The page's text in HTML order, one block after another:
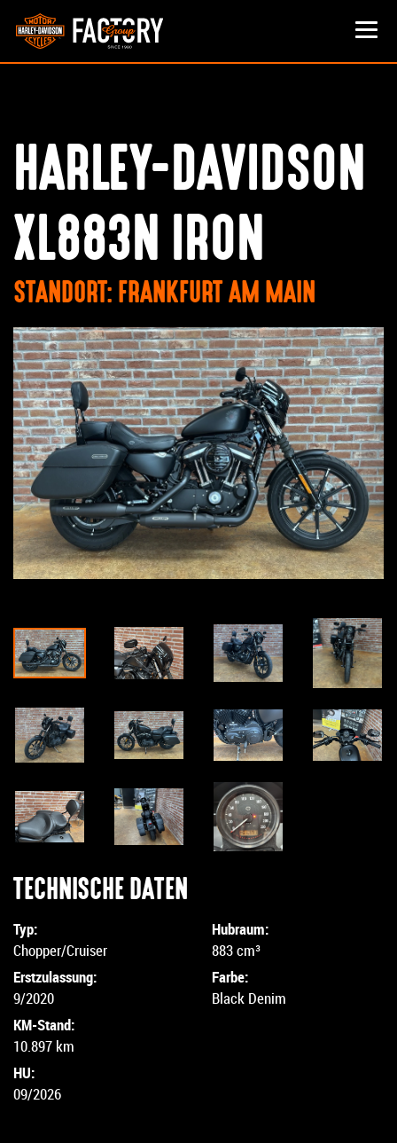
HARLEY-DAVIDSON
XL883N IRON
STANDORT: FRANKFURT AM MAIN
TECHNISCHE DATEN
Typ:
Chopper/Cruiser
Erstzulassung:
9/2020
KM-Stand:
10.897 km
HU:
09/2026
Hubraum:
883 cm³
Farbe:
Black Denim